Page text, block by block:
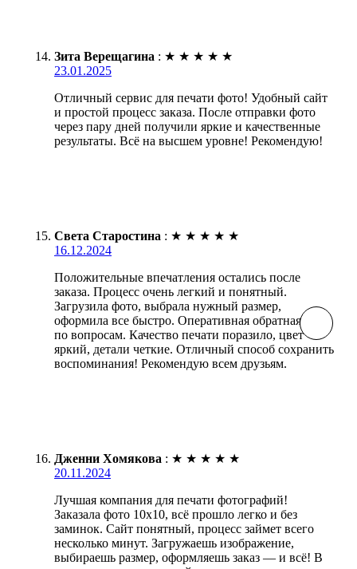
Зита Верещагина : ★ ★ ★ ★ ★
23.01.2025
Отличный сервис для печати фото! Удобный сайт
и простой процесс заказа. После отправки фото
через пару дней получили яркие и качественные
результаты. Всё на высшем уровне! Рекомендую!
Света Старостина : ★ ★ ★ ★ ★
16.12.2024
Положительные впечатления остались после
заказа. Процесс очень легкий и понятный.
Загрузила фото, выбрала нужный размер,
оформила все быстро. Оперативная обратная связь
по вопросам. Качество печати поразило, цвет
яркий, детали четкие. Отличный способ сохранить
воспоминания! Рекомендую всем друзьям.
Дженни Хомякова : ★ ★ ★ ★ ★
20.11.2024
Лучшая компания для печати фотографий!
Заказала фото 10х10, всё прошло легко и без
заминок. Сайт понятный, процесс займет всего
несколько минут. Загружаешь изображение,
выбираешь размер, оформляешь заказ — и всё! В